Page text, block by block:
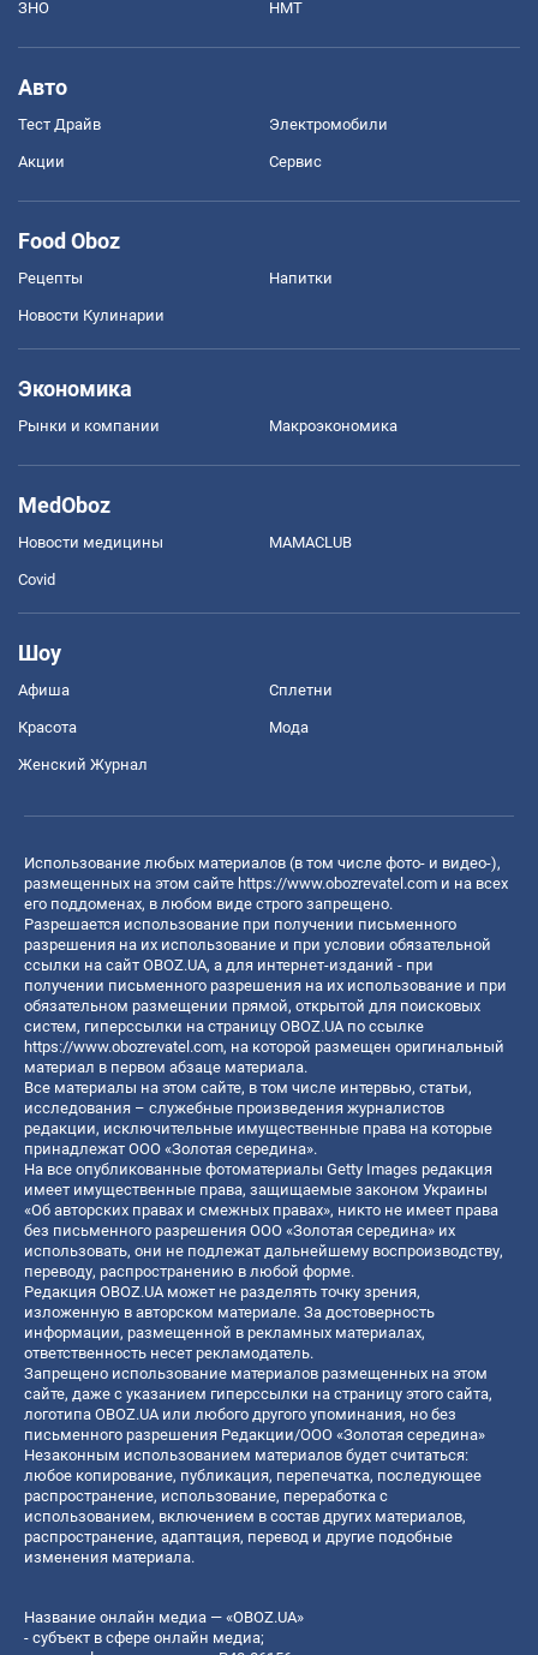
ЗНО НМТ
Авто
Тест Драйв Электромобили
Акции Сервис
Food Oboz
Рецепты Напитки
Новости Кулинарии
Экономика
Рынки и компании Mакроэкономика
MedOboz
Новости медицины MAMACLUB
Covid
Шоу
Афиша Сплетни
Красота Мода
Женский Журнал
Использование любых материалов (в том числе фото- и видео-),
размещенных на этом сайте https://www.obozrevatel.com и на всех
его поддоменах, в любом виде строго запрещено.
Разрешается использование при получении письменного
разрешения на их использование и при условии обязательной
ссылки на сайт OBOZ.UA, а для интернет-изданий - при
получении письменного разрешения на их использование и при
обязательном размещении прямой, открытой для поисковых
систем, гиперссылки на страницу OBOZ.UA по ссылке
https://www.obozrevatel.com, на которой размещен оригинальный
материал в первом абзаце материала.
Все материалы на этом сайте, в том числе интервью, статьи,
исследования – служебные произведения журналистов
редакции, исключительные имущественные права на которые
принадлежат ООО «Золотая середина».
На все опубликованные фотоматериалы Getty Images редакция
имеет имущественные права, защищаемые законом Украины
«Об авторских правах и смежных правах», никто не имеет права
без письменного разрешения ООО «Золотая середина» их
использовать, они не подлежат дальнейшему воспроизводству,
переводу, распространению в любой форме.
Редакция OBOZ.UA может не разделять точку зрения,
изложенную в авторском материале. За достоверность
информации, размещенной в рекламных материалах,
ответственность несет рекламодатель.
Запрещено использование материалов размещенных на этом
сайте, даже с указанием гиперссылки на страницу этого сайта,
логотипа OBOZ.UA или любого другого упоминания, но без
письменного разрешения Редакции/ООО «Золотая середина»
Незаконным использованием материалов будет считаться:
любое копирование, публикация, перепечатка, последующее
распространение, использование, переработка с
использованием, включением в состав других материалов,
распространение, адаптация, перевод и другие подобные
изменения материала.
Название онлайн медиа — «OBOZ.UA»
- субъект в сфере онлайн медиа;